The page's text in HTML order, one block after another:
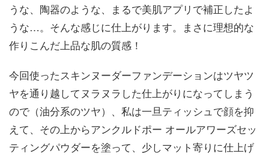
うな、陶器のような、まるで美肌アプリで補正したよ
うな…。そんな感じに仕上がります。まさに理想的な
作りこんだ上品な肌の質感！
今回使ったスキンヌーダーファンデーションはツヤツ
ヤを通り越してヌラヌラした仕上がりになってしまう
ので（油分系のツヤ）、私は一旦ティッシュで顔を抑
えて、その上からアンクルドポー オールアワーズセッ
ティングパウダーを塗って、少しマット寄りに仕上げ